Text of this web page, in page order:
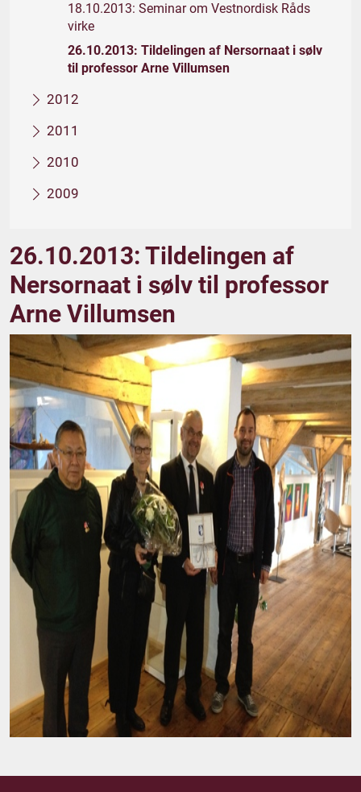
18.10.2013: Seminar om Vestnordisk Råds
virke
26.10.2013: Tildelingen af Nersornaat i sølv
til professor Arne Villumsen
2012
2011
2010
2009
26.10.2013: Tildelingen af
Nersornaat i sølv til professor
Arne Villumsen